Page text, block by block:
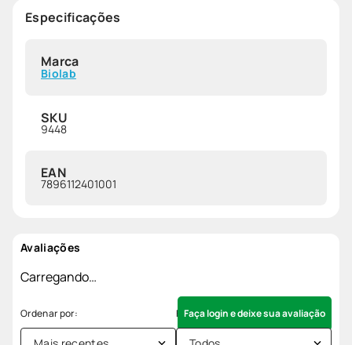
Especificações
Marca
Biolab
SKU
9448
EAN
7896112401001
Avaliações
Carregando…
Faça login e deixe sua avaliação